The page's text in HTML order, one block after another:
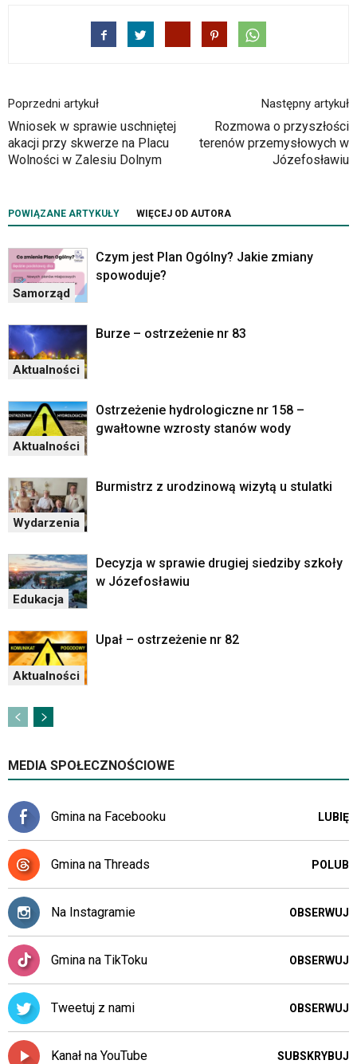
mogą
być
wyposażone
w
dedykowane
przyjęte
danej
platformy.
Poprzedni artykuł
Wniosek w sprawie uschniętej
akacji przy skwerze na Placu
Wolności w Zalesiu Dolnym
Następny artykuł
Rozmowa o przyszłości
terenów przemysłowych w
Józefosławiu
POWIĄZANE ARTYKUŁY WIĘCEJ OD AUTORA
Samorząd
Czym jest Plan Ogólny? Jakie zmiany
spowoduje?
Aktualności
Burze – ostrzeżenie nr 83
Aktualności
Ostrzeżenie hydrologiczne nr 158 –
gwałtowne wzrosty stanów wody
Wydarzenia
Burmistrz z urodzinową wizytą u stulatki
Edukacja
Decyzja w sprawie drugiej siedziby szkoły
w Józefosławiu
Aktualności
Upał – ostrzeżenie nr 82
MEDIA SPOŁECZNOŚCIOWE
Gmina na Facebooku LUBIĘ
Gmina na Threads POLUB
Na Instagramie OBSERWUJ
Gmina na TikToku OBSERWUJ
Tweetuj z nami OBSERWUJ
Kanał na YouTube SUBSKRYBUJ